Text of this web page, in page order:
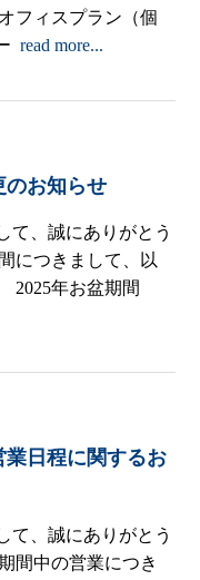
フィスプラン（個
read more...
のお知らせ
て、誠にありがとう
につきまして、以
2025年お盆期間
業日程に関するお
て、誠にありがとう
間中の営業につき